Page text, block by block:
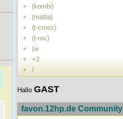
+
(kombi)
+
(matta)
+
(t-cross)
+
(t-roc)
+
(w
+
+2
+
/
Hallo GAST
favon.12hp.de Community